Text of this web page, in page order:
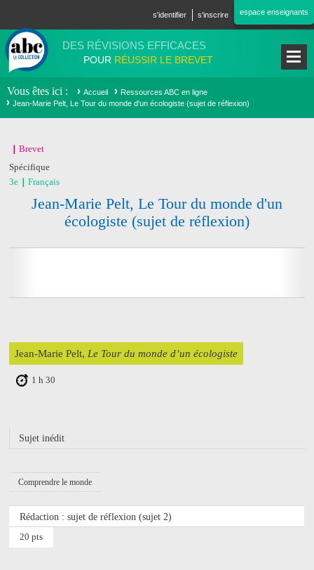
s'identifier s'inscrire espace enseignants
DES RÉVISIONS EFFICACES
POUR RÉUSSIR LE BREVET
Vous êtes ici Accueil
Ressources ABC en ligne
Jean-Marie Pelt, Le Tour du monde d'un écologiste (sujet de réflexion)
Brevet
Spécifique
3e
Français
Jean-Marie Pelt, Le Tour du monde d'un
écologiste (sujet de réflexion)
Jean-Marie Pelt, Le Tour du monde d’un écologiste
1 h 30
Sujet inédit
Comprendre le monde
Rédaction : sujet de réflexion (sujet 2)
20 pts